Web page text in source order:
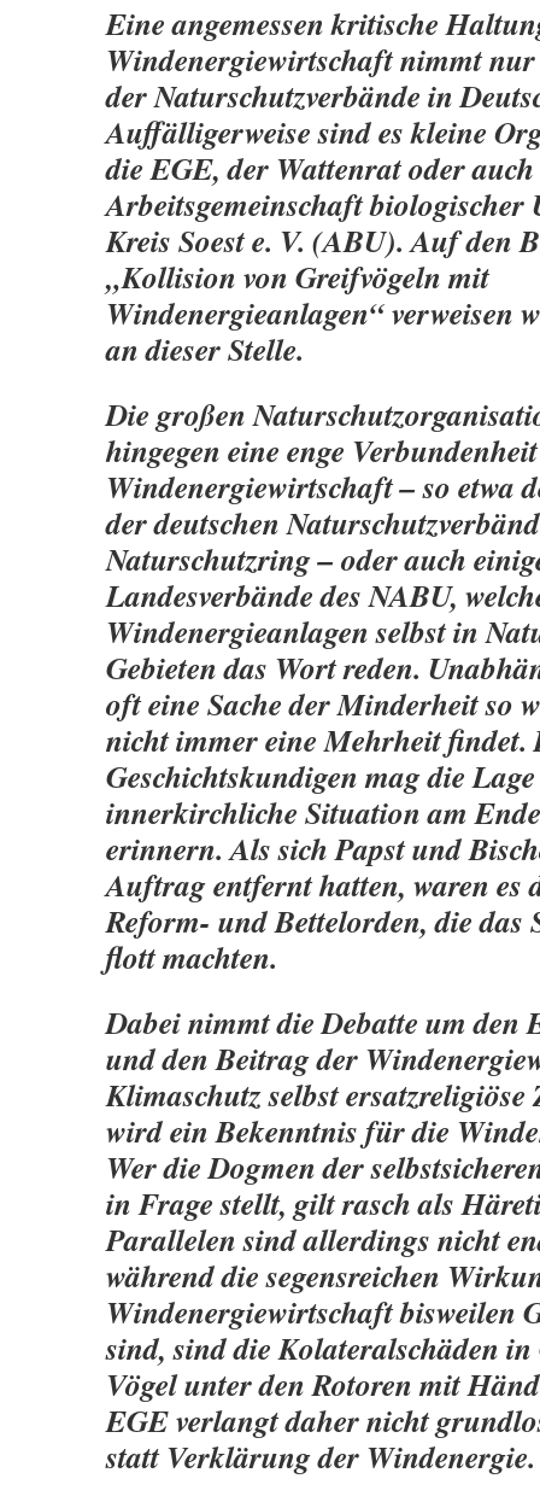
Eine angemessen kritische
Windenergiewirtschaft nimmt
der Naturschutzverbände in
Auffälligerweise sind es kleine
die EGE, der Wattenrat oder
Arbeitsgemeinschaft biologischer
Kreis Soest e. V. (ABU). Auf den
„Kollision von Greifvögeln mit
Windenergieanlagen“ verweisen
an dieser Stelle.
Die großen
hingegen eine enge
Windenergiewirtschaft – so etwa
der deutschen
Naturschutzring – oder auch
Landesverbände des NABU,
Windenergieanlagen selbst in
Gebieten das Wort reden.
oft eine Sache der Minderheit so
nicht immer eine Mehrheit findet.
Geschichtskundigen mag die
innerkirchliche Situation am
erinnern. Als sich Papst und
Auftrag entfernt hatten, waren es
Reform- und Bettelorden, die das
flott machten.
Dabei nimmt die Debatte um den
und den Beitrag der
Klimaschutz selbst
wird ein Bekenntnis für die
Wer die Dogmen der
in Frage stellt, gilt rasch als
Parallelen sind allerdings nicht
während die segensreichen
Windenergiewirtschaft bisweilen
sind, sind die Kolateralschäden
Vögel unter den Rotoren mit
EGE verlangt daher nicht
statt Verklärung der Windenergie.